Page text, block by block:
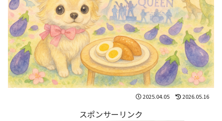
2025.04.05 2026.05.16
スポンサーリンク